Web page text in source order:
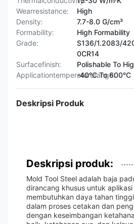
Wearresistance:
High
Density:
7.7-8.0 G/cm³
Formability:
High Formability
Grade:
S136/1.2083/
0CR14
Surfacefinish:
Polishable To
Applicationtemperaturerange:
-40°C To 600°C
Deskripsi Produk
Deskripsi produk:
Mold Tool Steel adalah baja
dirancang khusus untuk
membutuhkan daya tahan
dalam proses cetakan dan
dengan keseimbangan